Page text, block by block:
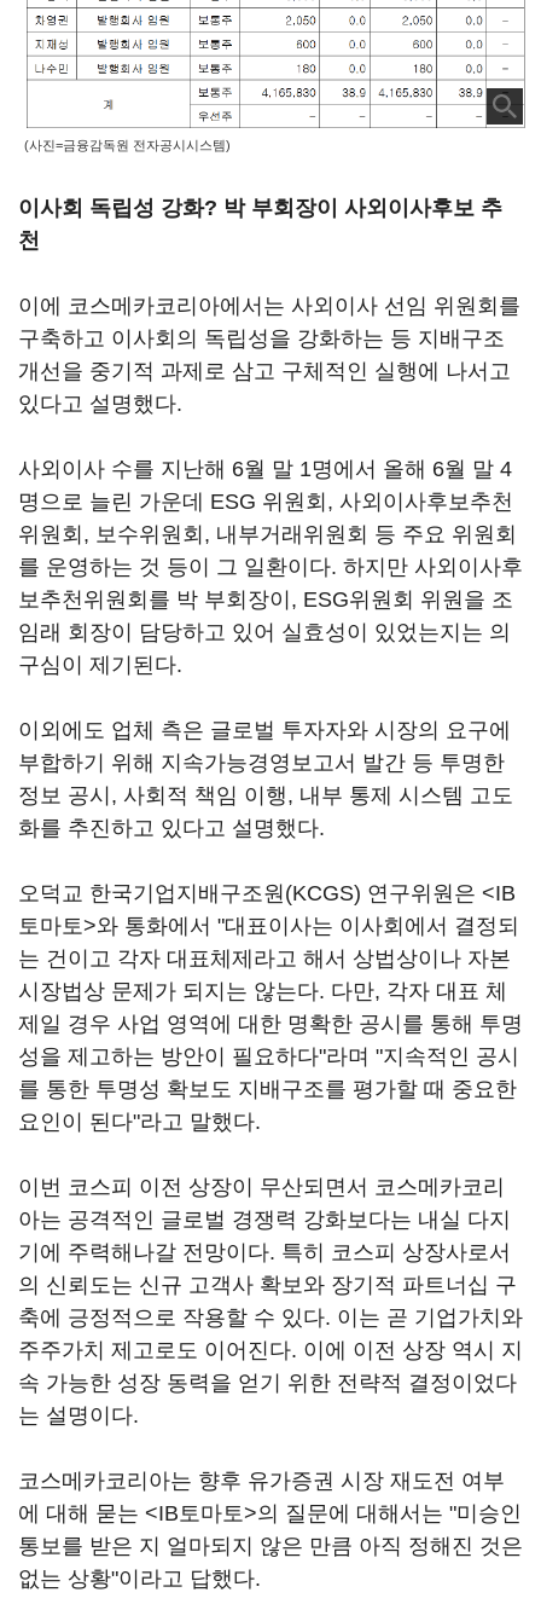
(사진=금융감독원 전자공시시스템)
이사회 독립성 강화? 박 부회장이 사외이사후보 추
천
이에 코스메카코리아에서는 사외이사 선임 위원회를
구축하고 이사회의 독립성을 강화하는 등 지배구조
개선을 중기적 과제로 삼고 구체적인 실행에 나서고
있다고 설명했다.
사외이사 수를 지난해 6월 말 1명에서 올해 6월 말 4
명으로 늘린 가운데 ESG 위원회, 사외이사후보추천
위원회, 보수위원회, 내부거래위원회 등 주요 위원회
를 운영하는 것 등이 그 일환이다. 하지만 사외이사후
보추천위원회를 박 부회장이, ESG위원회 위원을 조
임래 회장이 담당하고 있어 실효성이 있었는지는 의
구심이 제기된다.
이외에도 업체 측은 글로벌 투자자와 시장의 요구에
부합하기 위해 지속가능경영보고서 발간 등 투명한
정보 공시, 사회적 책임 이행, 내부 통제 시스템 고도
화를 추진하고 있다고 설명했다.
오덕교 한국기업지배구조원(KCGS) 연구위원은 <IB
토마토>와 통화에서 "대표이사는 이사회에서 결정되
는 건이고 각자 대표체제라고 해서 상법상이나 자본
시장법상 문제가 되지는 않는다. 다만, 각자 대표 체
제일 경우 사업 영역에 대한 명확한 공시를 통해 투명
성을 제고하는 방안이 필요하다"라며 "지속적인 공시
를 통한 투명성 확보도 지배구조를 평가할 때 중요한
요인이 된다"라고 말했다.
이번 코스피 이전 상장이 무산되면서 코스메카코리
아는 공격적인 글로벌 경쟁력 강화보다는 내실 다지
기에 주력해나갈 전망이다. 특히 코스피 상장사로서
의 신뢰도는 신규 고객사 확보와 장기적 파트너십 구
축에 긍정적으로 작용할 수 있다. 이는 곧 기업가치와
주주가치 제고로도 이어진다. 이에 이전 상장 역시 지
속 가능한 성장 동력을 얻기 위한 전략적 결정이었다
는 설명이다.
코스메카코리아는 향후 유가증권 시장 재도전 여부
에 대해 묻는 <IB토마토>의 질문에 대해서는 "미승인
통보를 받은 지 얼마되지 않은 만큼 아직 정해진 것은
없는 상황"이라고 답했다.